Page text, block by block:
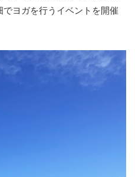
ヨガを行うイベントを開催